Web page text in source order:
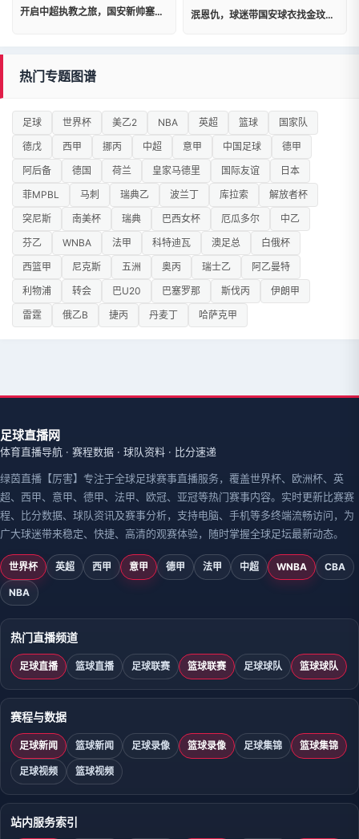
开启中超执教之旅，国安新帅塞蒂恩携教练组抵达北京 泯恩仇，球迷带国安球衣找金玟哉签名，金玟哉主动问起于大宝近况
热门专题图谱
足球 世界杯 美乙2 NBA 英超 篮球
国家队
德戊
西甲 挪丙 中超 意甲 中国足球
德甲
阿后备
德国 荷兰 皇家马德里 国际友谊
日本
菲MPBL
马刺 瑞典乙 波兰丁 库拉索
解放者杯
突尼斯
南美杯 瑞典 巴西女杯 厄瓜多尔
中乙
芬乙
WNBA 法甲 科特迪瓦 澳足总
白俄杯
西篮甲
尼克斯 五洲 奥丙 瑞士乙
阿乙曼特
利物浦
转会 巴U20 巴塞罗那 斯伐丙
伊朗甲
雷霆
俄乙B 捷丙 丹麦丁 哈萨克甲
足球直播网
体育直播导航 · 赛程数据 · 球队资料 · 比分速递
绿茵直播【厉害】专注于全球足球赛事直播服务，覆盖世界杯、欧洲杯、英
超、西甲、意甲、德甲、法甲、欧冠、亚冠等热门赛事内容。实时更新比赛赛
程、比分数据、球队资讯及赛事分析，支持电脑、手机等多终端流畅访问，为
广大球迷带来稳定、快捷、高清的观赛体验，随时掌握全球足坛最新动态。
世界杯 英超 西甲 意甲 德甲 法甲 中超 WNBA CBA
NBA
热门直播频道
足球直播 篮球直播 足球联赛 篮球联赛 足球球队 篮球球队
赛程与数据
足球新闻 篮球新闻 足球录像 篮球录像 足球集锦 篮球集锦
足球视频 篮球视频
站内服务索引